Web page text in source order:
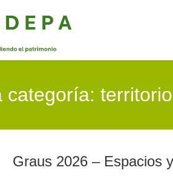
categoría:
Graus 2026 – Espacios